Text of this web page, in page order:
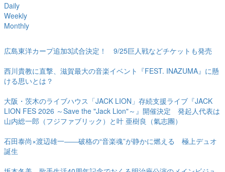
Daily
Weekly
Monthly
広島東洋カープ追加3試合決定！ 9/25巨人戦などチケットも発売
西川貴教に直撃、滋賀最大の音楽イベント『FEST. INAZUMA』に懸
ける思いとは？
大阪・茨木のライブハウス「JACK LION」存続支援ライブ『JACK
LION FES 2026 ～Save the "Jack Lion"～』開催決定 発起人代表は
山内総一郎（フジファブリック）と叶 亜樹良（氣志團）
石田泰尚×渡辺雄一――破格の“音楽魂”が静かに燃える 極上デュオ
誕生